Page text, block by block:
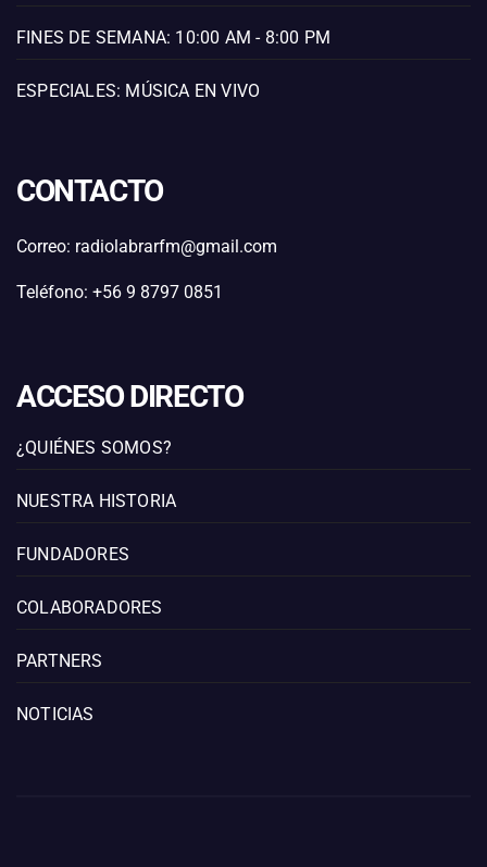
FINES DE SEMANA: 10:00 AM - 8:00 PM
ESPECIALES: MÚSICA EN VIVO
CONTACTO
Correo: radiolabrarfm@gmail.com
Teléfono: +56 9 8797 0851
ACCESO DIRECTO
¿QUIÉNES SOMOS?
NUESTRA HISTORIA
FUNDADORES
COLABORADORES
PARTNERS
NOTICIAS